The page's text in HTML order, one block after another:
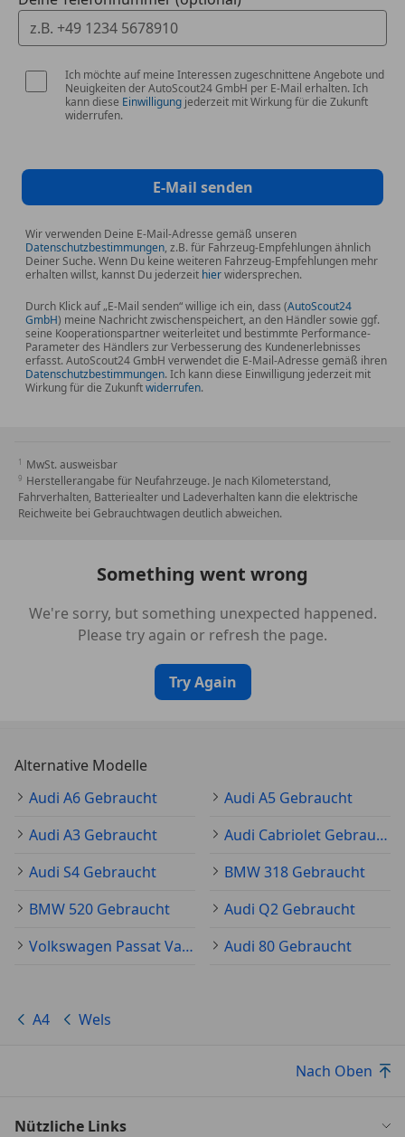
Ich möchte auf meine Interessen zugeschnittene Angebote und
Neuigkeiten der AutoScout24 GmbH per E-Mail erhalten. Ich
kann diese Einwilligung jederzeit mit Wirkung für die Zukunft
widerrufen.
E-Mail senden
Wir verwenden Deine E-Mail-Adresse gemäß unseren
Datenschutzbestimmungen, z.B. für Fahrzeug-Empfehlungen ähnlich
Deiner Suche. Wenn Du keine weiteren Fahrzeug-Empfehlungen mehr
erhalten willst, kannst Du jederzeit hierwidersprechen.
Durch Klick auf „E-Mail senden“ willige ich ein, dass (AutoScout24
GmbH) meine Nachricht zwischenspeichert, an den Händler sowie ggf.
seine Kooperationspartner weiterleitet und bestimmte Performance-
Parameter des Händlers zur Verbesserung des Kundenerlebnisses
erfasst. AutoScout24 GmbH verwendet die E-Mail-Adresse gemäß ihren
Datenschutzbestimmungen. Ich kann diese Einwilligung jederzeit mit
Wirkung für die Zukunftwiderrufen.
MwSt. ausweisbar
Herstellerangabe für Neufahrzeuge. Je nach Kilometerstand,
Fahrverhalten, Batteriealter und Ladeverhalten kann die elektrische
Reichweite bei Gebrauchtwagen deutlich abweichen.
Something went wrong
We're sorry, but something unexpected happened.
Please try again or refresh the page.
Try Again
Alternative Modelle
Audi A6 Gebraucht
Audi A5 Gebraucht
Audi A3 Gebraucht
Audi Cabriolet Gebraucht
Audi S4 Gebraucht
BMW 318 Gebraucht
BMW 520 Gebraucht
Audi Q2 Gebraucht
Volkswagen Passat Variant Gebraucht
Audi 80 Gebraucht
A4 Wels
Nach Oben
Nützliche Links